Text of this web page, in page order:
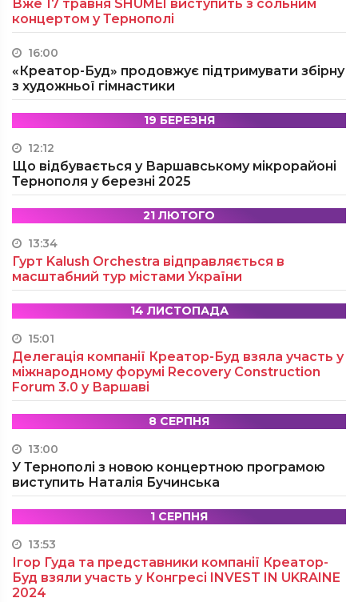
Вже 17 травня SHUMEI виступить з сольним
концертом у Тернополі
16:00
«Креатор-Буд» продовжує підтримувати збірну
з художньої гімнастики
19 БЕРЕЗНЯ
12:12
Що відбувається у Варшавському мікрорайоні
Тернополя у березні 2025
21 ЛЮТОГО
13:34
Гурт Kalush Orchestra відправляється в
масштабний тур містами України
14 ЛИСТОПАДА
15:01
Делегація компанії Креатор-Буд взяла участь у
міжнародному форумі Recovery Construction
Forum 3.0 у Варшаві
8 СЕРПНЯ
13:00
У Тернополі з новою концертною програмою
виступить Наталія Бучинська
1 СЕРПНЯ
13:53
Ігор Гуда та представники компанії Креатор-
Буд взяли участь у Конгресі INVEST IN UKRAINE
2024